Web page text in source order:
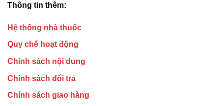
Thông tin thêm:
Hệ thống nhà thuốc
Quy chế hoạt động
Chính sách nội dung
Chính sách đổi trả
Chính sách giao hàng